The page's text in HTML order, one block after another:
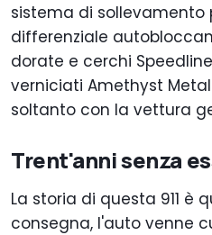
sistema di sollevamento
differenziale
dorate e cerchi
verniciati Amethyst
soltanto con la vettura
Trent'anni senza
La storia di questa 911 è
consegna, l'auto venne